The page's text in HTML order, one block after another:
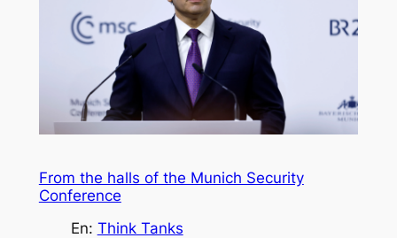
From the halls of the Munich Security
Conference
En: Think Tanks